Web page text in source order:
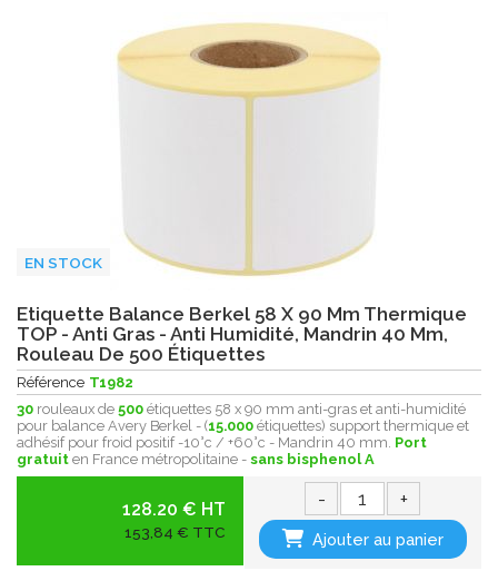
EN STOCK
Etiquette Balance Berkel 58 X 90 Mm Thermique
TOP - Anti Gras - Anti Humidité, Mandrin 40 Mm,
Rouleau De 500 Étiquettes
Référence T1982
30 rouleaux de 500 étiquettes 58 x 90 mm anti-gras et anti-humidité
pour balance Avery Berkel - (15.000 étiquettes) support thermique et
adhésif pour froid positif -10°c / +60°c - Mandrin 40 mm. Port
gratuit en France métropolitaine - sans bisphenol A
128.20 € HT
153,84 € TTC
- +
Ajouter au panier